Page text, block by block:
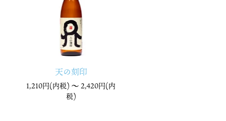
天の刻印
1,210円(内税) 〜2,420円(内
税)